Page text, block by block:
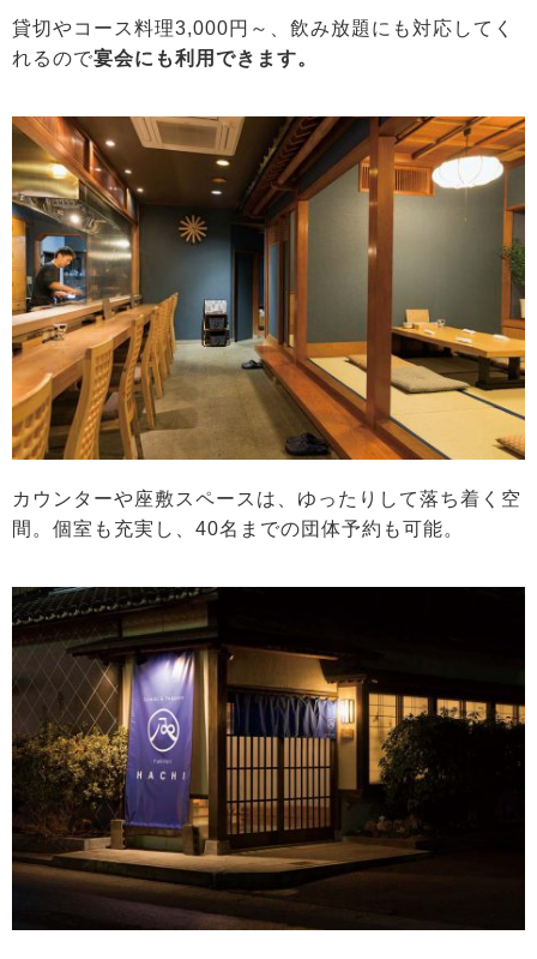
貸切やコース料理3,000円～、飲み放題にも対応してく
れるので宴会にも利用できます。
カウンターや座敷スペースは、ゆったりして落ち着く空
間。個室も充実し、40名までの団体予約も可能。